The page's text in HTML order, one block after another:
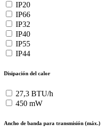
IP20
IP66
IP32
IP40
IP55
IP44
Disipación del calor
27,3 BTU/h
450 mW
Ancho de banda para transmisión (máx.)